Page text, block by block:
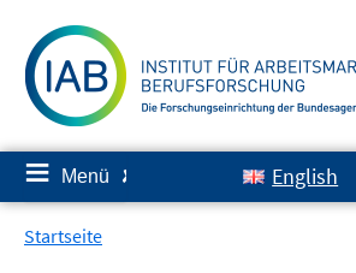
zum
Inhalt
≡ Menü ✘ English
Startseite